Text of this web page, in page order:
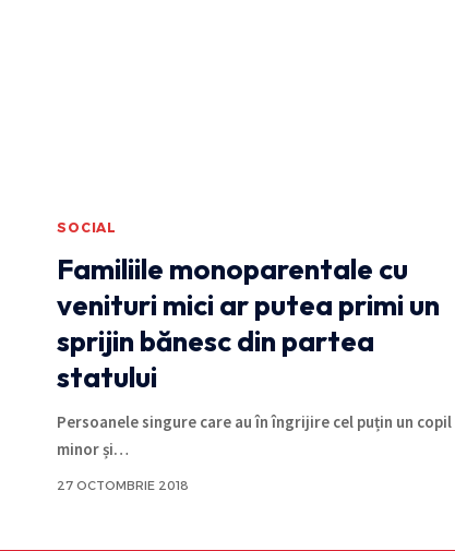
SOCIAL
Familiile monoparentale cu
venituri mici ar putea primi un
sprijin bănesc din partea
statului
Persoanele singure care au în îngrijire cel puțin un copil
minor și…
27 OCTOMBRIE 2018